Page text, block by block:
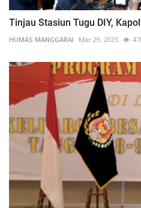
Tinjau Stasiun Tugu DIY,
HUMAS MANGGARAI Mar 29, 2025